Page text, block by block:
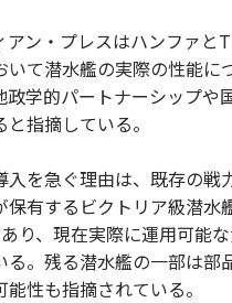
アン・プレスはハンファと
いて潜水艦の実際の性能に
政学的パートナーシップや
指摘している。
入を急ぐ理由は、既存の戦
保有するビクトリア級潜水
り、現在実際に運用可能
る。残る潜水艦の一部は部
性も指摘されている。